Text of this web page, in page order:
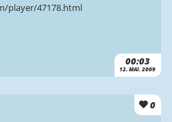
00:03
12. MAI. 2009
player/47178.html
0